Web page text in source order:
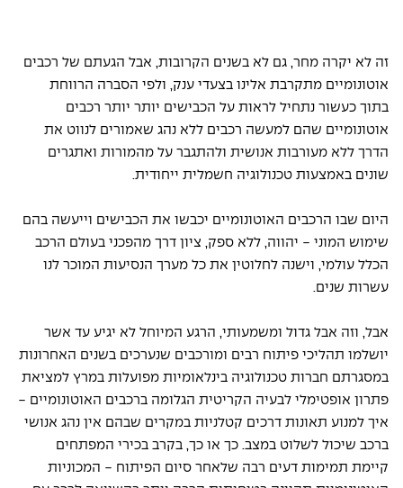
זה לא יקרה מחר, גם לא בשנים הקרובות, אבל הגעתם של רכבים
אוטונומיים מתקרבת אלינו בצעדי ענק, ולפי הסברה הרווחת
בתוך כעשור נתחיל לראות על הכבישים יותר יותר רכבים
אוטונומיים שהם למעשה רכבים ללא נהג שאמורים לנווט את
הדרך ללא מעורבות אנושית ולהתגבר על מהמורות ואתגרים
שונים באמצעות טכנולוגיה חשמלית ייחודית.
היום שבו הרכבים האוטונומיים יכבשו את הכבישים וייעשה בהם
שימוש המוני - יהווה, ללא ספק, ציון דרך מהפכני בעולם הרכב
הכלל עולמי, וישנה לחלוטין את כל מערך הנסיעות המוכר לנו
עשרות שנים.
אבל, וזה אבל גדול ומשמעותי, הרגע המיוחל לא יגיע עד אשר
יושלמו תהליכי פיתוח רבים ומורכבים שנערכים בשנים האחרונות
במסגרתם חברות טכנולוגיה בינלאומיות מפועלות במרץ למציאת
פתרון אופטימלי לבעיה הקריטית הגלומה ברכבים האוטונומיים -
איך למנוע תאונות דרכים קטלניות במקרים שבהם אין נהג אנושי
ברכב שיכול לשלוט במצב. כך או כך, בקרב בכירי המפתחים
קיימת תמימות דעים רבה שלאחר סיום הפיתוח - המכוניות